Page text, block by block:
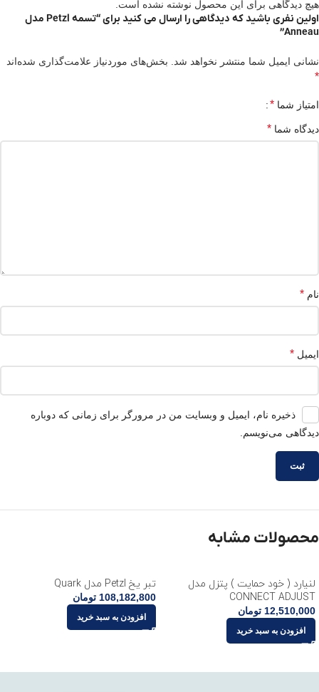
هیچ دیدگاهی برای این محصول نوشته نشده است.
اولین نفری باشید که دیدگاهی را ارسال می کنید برای “تسمه Petzl مدل
Anneau”
نشانی ایمیل شما منتشر نخواهد شد. بخش‌های موردنیاز علامت‌گذاری شده‌اند
*
امتیاز شما *
دیدگاه شما *
نام *
ایمیل *
ذخیره نام، ایمیل و وبسایت من در مرورگر برای زمانی که دوباره
دیدگاهی می‌نویسم.
محصولات مشابه
لنیارد ( خود حمایت ) پتزل مدل
CONNECT ADJUST
12,510,000 تومان
افزودن به سبد خرید
تبر یخ Petzl مدل Quark
108,182,800 تومان
افزودن به سبد خرید